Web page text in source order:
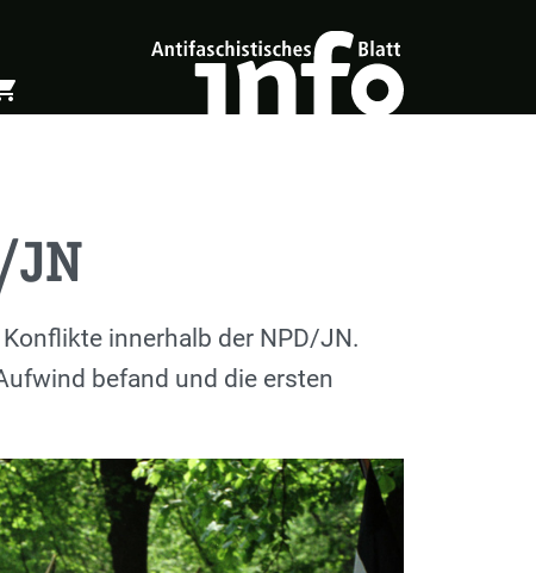
Warenkorb öffnen
JN
innerhalb der NPD/JN.
befand und die ersten